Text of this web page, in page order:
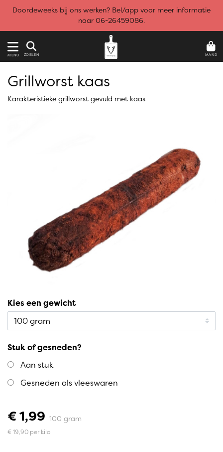
Doordeweeks bij ons werken? Bel/app voor meer informatie
naar 06-26459086.
MENU ZOEKEN MAND
Grillworst kaas
Karakteristieke grillworst gevuld met kaas
Kies een gewicht
Stuk of gesneden?
Aan stuk
Gesneden als vleeswaren
€ 1,99 100 gram
€ 19,90 per kilo